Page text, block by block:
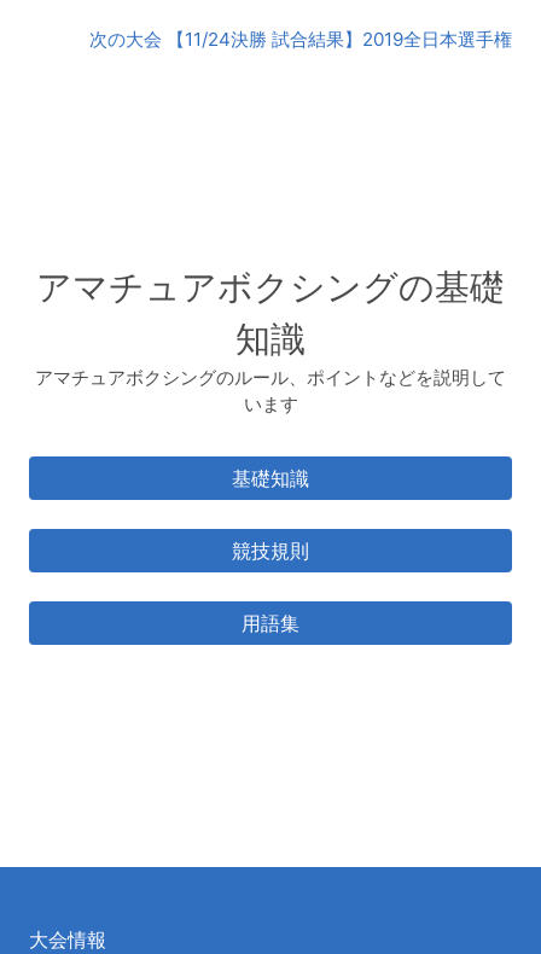
次の大会 【11/24決勝 試合結果】2019全日本選手権
アマチュアボクシングの基礎
知識
アマチュアボクシングのルール、ポイントなどを説明して
います
基礎知識
競技規則
用語集
大会情報